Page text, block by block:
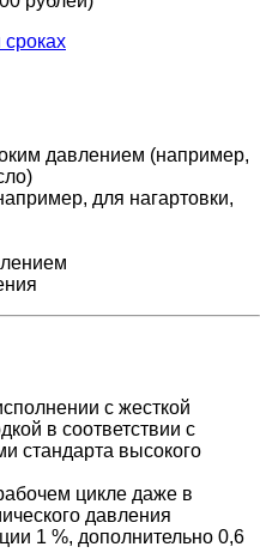
сроках
давлением (например,
для нагартовки,
с жесткой
в соответствии с
стандарта высокого
цикле даже в
давления
1 %, дополнительно 0,6